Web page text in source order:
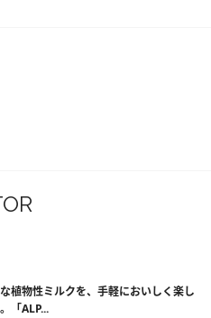
植物性ミルクを、手軽においしく楽し
「ALP...